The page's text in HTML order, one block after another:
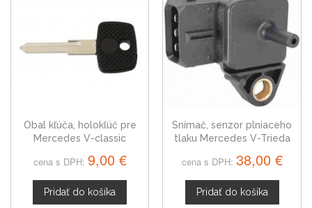
Obal kľúča, holokľúč pre
Mercedes V-classic
cena s DPH: 9,00 €
Pridať do košíka
Snímač, senzor plniaceho
tlaku Mercedes V-Trieda
cena s DPH: 38,00 €
Pridať do košíka